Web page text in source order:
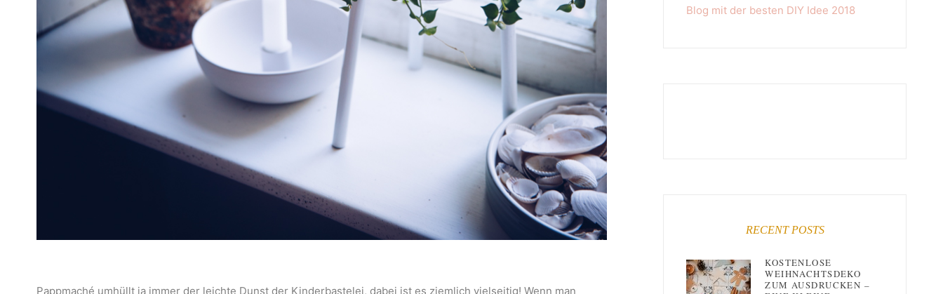
Pappmaché umhüllt ja immer der leichte Dunst der Kinderbastelei, dabei ist es ziemlich vielseitig! Wenn man
RECENT POSTS
KOSTENLOSE
WEIHNACHTSDEKO
ZUM AUSDRUCKEN –